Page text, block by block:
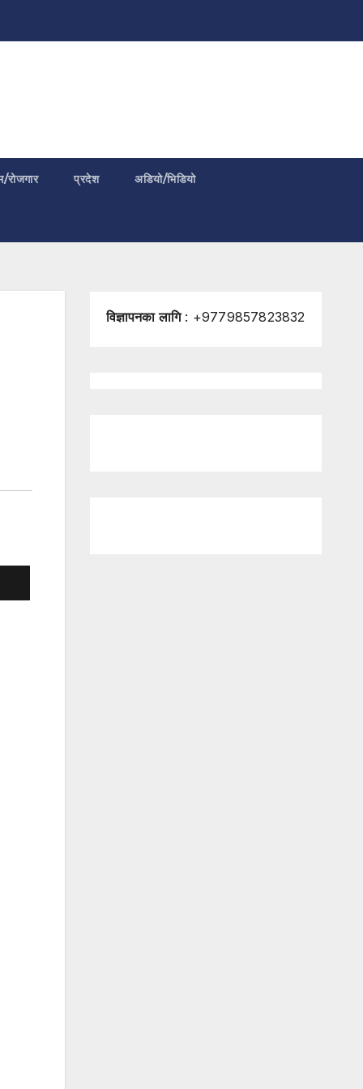
रोजगार प्रदेश अडियो/भिडियो
विज्ञापनका लागि: +9779857823832